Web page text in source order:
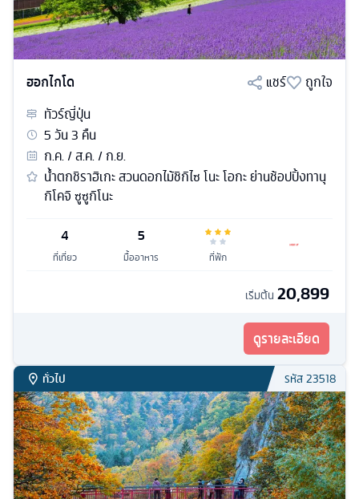
ฮอกไกโด แชร์
ถูกใจ
ทัวร์ญี่ปุ่น
5วัน3 คืน
ก.ค. / ส.ค. / ก.ย.
น้ำตกชิราฮิเกะ สวนดอกไม้ชิกิไซ โนะ โอกะ ย่านช้อปปิ้งทานุ
กิโคจิ ซูซูกิโนะ
4
ที่เที่ยว
5
มื้ออาหาร ที่พัก
เริ่มต้น 20,899
ดูรายละเอียด
ทั่วไป รหัส23518